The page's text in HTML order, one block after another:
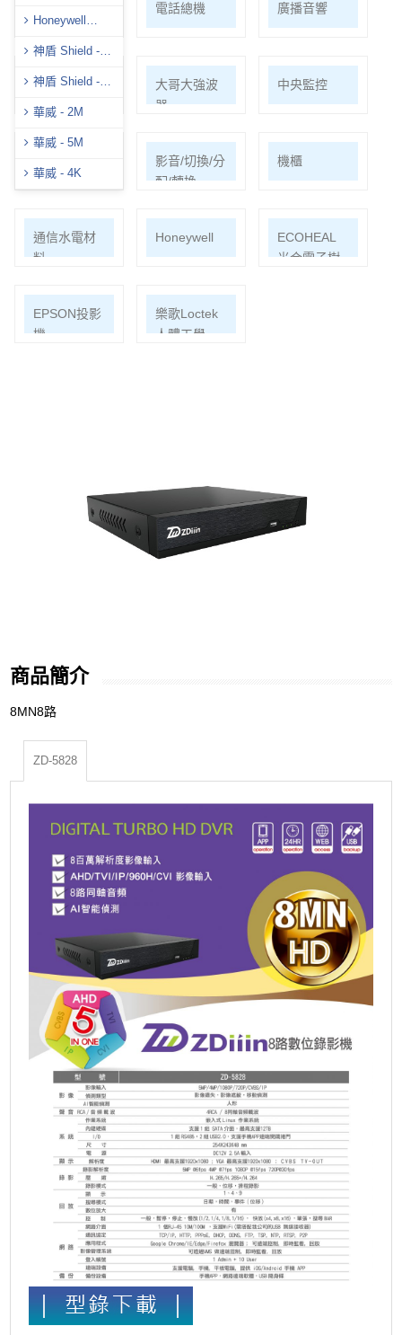
Honeywell
神盾 Shield -
神盾 Shield -
華威 - 2M
華威 - 5M
華威 - 4K
電話總機 廣播音響
車道系統
大哥大強波
器
中央監控
影音/切換/分
配/轉換
機櫃
通信水電材
料
Honeywell
ECOHEAL
光合電子樹
EPSON投影
機
樂歌Loctek
人體工學
商品簡介
8MN8路
ZD-5828